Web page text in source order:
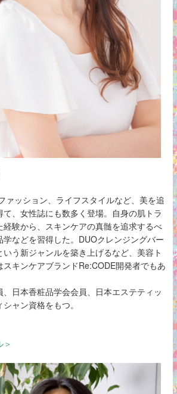
ァッション、ライフスタイルなど、美を追
、女性誌にも数多く登場。自身の肌トラ
経験から、スキンケアの真髄を追求するべ
学などを習得した。DUOクレンジングバー
う新ジャンルを築き上げるなど、美容ト
スキンケアブランドRe:CODE開発者でもあ
、日本香粧品学会会員、日本エステティッ
ャン資格をもつ。
＞